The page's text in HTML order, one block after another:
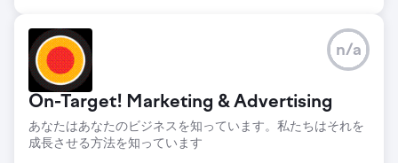
On-Target! Marketing & Advertising
あなたはあなたのビジネスを知っています。私たちはそれを
成長させる方法を知っています
n/a